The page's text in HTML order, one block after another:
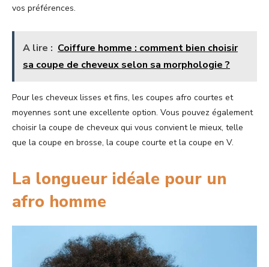
vos préférences.
A lire : Coiffure homme : comment bien choisir
sa coupe de cheveux selon sa morphologie ?
Pour les cheveux lisses et fins, les coupes afro courtes et
moyennes sont une excellente option. Vous pouvez également
choisir la coupe de cheveux qui vous convient le mieux, telle
que la coupe en brosse, la coupe courte et la coupe en V.
La longueur idéale pour un
afro homme